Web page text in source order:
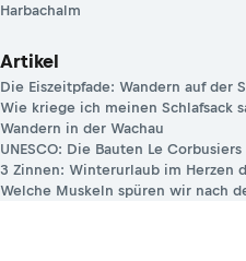
Harbachalm
Artikel
Die Eiszeitpfade: Wandern auf der
Wie kriege ich meinen Schlafsack
Wandern in der Wachau
UNESCO: Die Bauten Le Corbusiers
3 Zinnen: Winterurlaub im Herzen
Welche Muskeln spüren wir nach